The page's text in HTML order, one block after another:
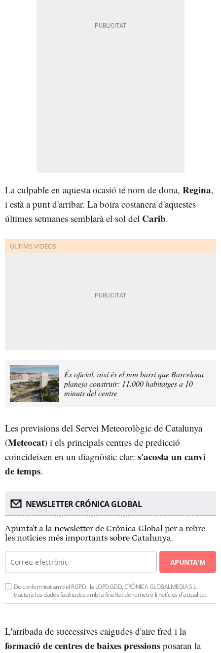
La culpable en aquesta ocasió té nom de dona, Regina,
i està a punt d'arribar. La boira costanera d'aquestes
últimes setmanes semblarà el sol del Carib.
És oficial, així és el nou barri que Barcelona
planeja construir: 11.000 habitatges a 10
minuts del centre
Les previsions del Servei Meteorològic de Catalunya
(Meteocat) i els principals centres de predicció
coincideixen en un diagnòstic clar: s'acosta un canvi
de temps.
NEWSLETTER CRÓNICA GLOBAL
Apunta't a la newsletter de Crònica Global per a rebre
les notícies més importants sobre Catalunya.
APUNTA'M
De conformitat amb el RGPD i la LOPDGDD, CRÒNICA GLOBALMEDIA S.L.
tractarà les dades facilitades amb la finalitat de remetre-li notícies d'actualitat.
L'arribada de successives caigudes d'aire fred i la
formació de centres de baixes pressions posaran la